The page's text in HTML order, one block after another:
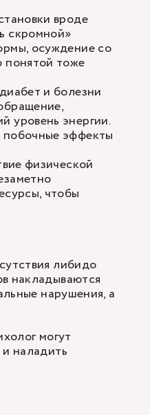
вроде
скромной»
осуждение со
понятой тоже
и болезни
уровень энергии.
эффекты
физической
чтобы
либидо
накладываются
нарушения, а
могут
наладить